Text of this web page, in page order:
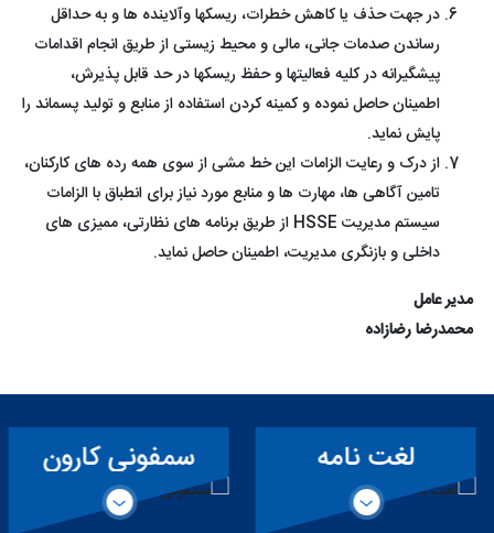
در جهت حذف یا کاهش خطرات، ریسکها وآلاینده ها و به حداقل
رساندن صدمات جانی، مالی و محیط زیستی از طریق انجام اقدامات
پیشگیرانه در کلیه فعالیتها و حفظ ریسکها در حد قابل پذیرش،
اطمینان حاصل نموده و کمینه کردن استفاده از منابع و تولید پسماند را
پایش نماید.
از درک و رعایت الزامات این خط مشی از سوی همه رده های کارکنان،
تامین آگاهی ها، مهارت ها و منابع مورد نیاز برای انطباق با الزامات
سیستم مدیریت HSSE از طریق برنامه های نظارتی، ممیزی های
داخلی و بازنگری مدیریت، اطمینان حاصل نماید.
مدیر عامل
محمدرضا رضازاده
لغت نامه
تخصصی سد
سمفونی کارون